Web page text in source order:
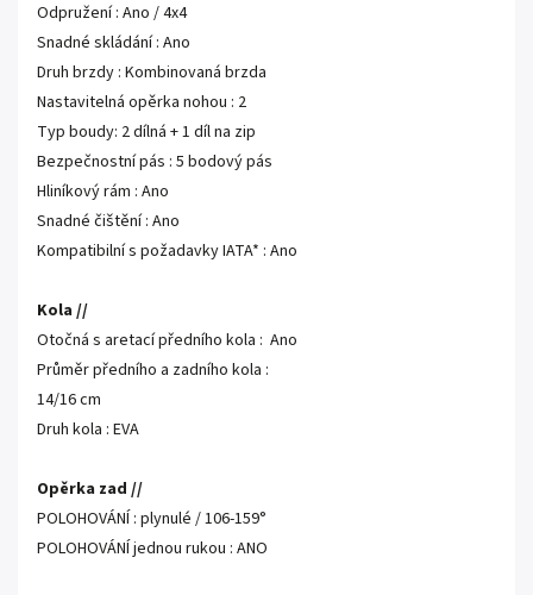
Odpružení : Ano / 4x4
Snadné skládání : Ano
Druh brzdy : Kombinovaná brzda
Nastavitelná opěrka nohou : 2
Typ boudy: 2 dílná + 1 díl na zip
Bezpečnostní pás : 5 bodový pás
Hliníkový rám : Ano
Snadné čištění : Ano
Kompatibilní s požadavky IATA* : Ano
Kola //
Otočná s aretací předního kola : Ano
Průměr předního a zadního kola :
14/16 cm
Druh kola : EVA
Opěrka zad //
POLOHOVÁNÍ : plynulé / 106-159°
POLOHOVÁNÍ jednou rukou : ANO